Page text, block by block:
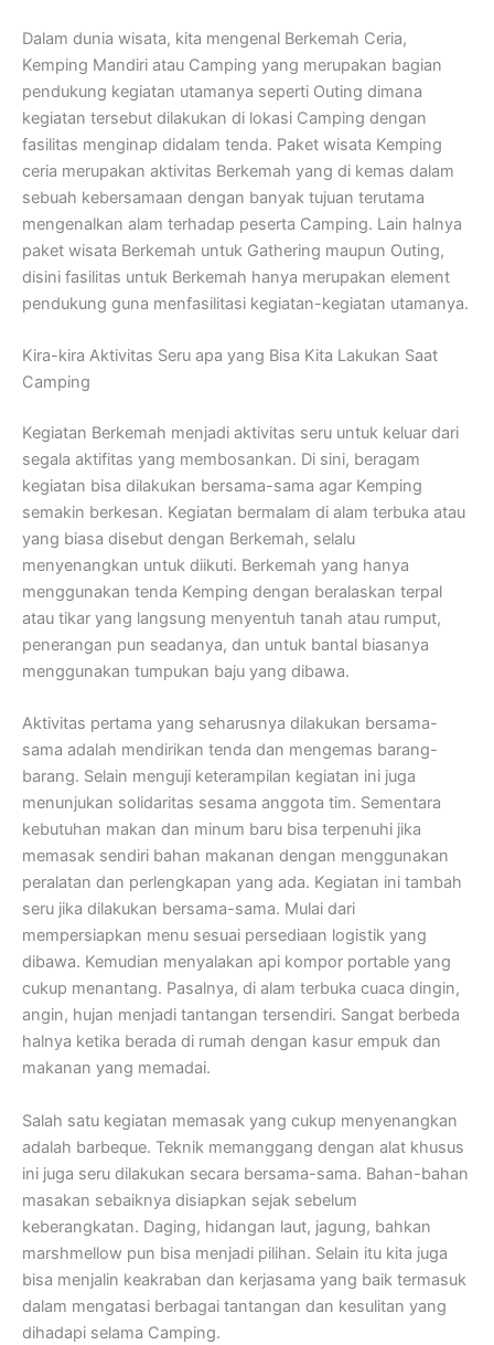
Dalam dunia wisata, kita mengenal Berkemah Ceria,
Kemping Mandiri atau Camping yang merupakan bagian
pendukung kegiatan utamanya seperti Outing dimana
kegiatan tersebut dilakukan di lokasi Camping dengan
fasilitas menginap didalam tenda. Paket wisata Kemping
ceria merupakan aktivitas Berkemah yang di kemas dalam
sebuah kebersamaan dengan banyak tujuan terutama
mengenalkan alam terhadap peserta Camping. Lain halnya
paket wisata Berkemah untuk Gathering maupun Outing,
disini fasilitas untuk Berkemah hanya merupakan element
pendukung guna menfasilitasi kegiatan-kegiatan utamanya.
Kira-kira Aktivitas Seru apa yang Bisa Kita Lakukan Saat
Camping
Kegiatan Berkemah menjadi aktivitas seru untuk keluar dari
segala aktifitas yang membosankan. Di sini, beragam
kegiatan bisa dilakukan bersama-sama agar Kemping
semakin berkesan. Kegiatan bermalam di alam terbuka atau
yang biasa disebut dengan Berkemah, selalu
menyenangkan untuk diikuti. Berkemah yang hanya
menggunakan tenda Kemping dengan beralaskan terpal
atau tikar yang langsung menyentuh tanah atau rumput,
penerangan pun seadanya, dan untuk bantal biasanya
menggunakan tumpukan baju yang dibawa.
Aktivitas pertama yang seharusnya dilakukan bersama-
sama adalah mendirikan tenda dan mengemas barang-
barang. Selain menguji keterampilan kegiatan ini juga
menunjukan solidaritas sesama anggota tim. Sementara
kebutuhan makan dan minum baru bisa terpenuhi jika
memasak sendiri bahan makanan dengan menggunakan
peralatan dan perlengkapan yang ada. Kegiatan ini tambah
seru jika dilakukan bersama-sama. Mulai dari
mempersiapkan menu sesuai persediaan logistik yang
dibawa. Kemudian menyalakan api kompor portable yang
cukup menantang. Pasalnya, di alam terbuka cuaca dingin,
angin, hujan menjadi tantangan tersendiri. Sangat berbeda
halnya ketika berada di rumah dengan kasur empuk dan
makanan yang memadai.
Salah satu kegiatan memasak yang cukup menyenangkan
adalah barbeque. Teknik memanggang dengan alat khusus
ini juga seru dilakukan secara bersama-sama. Bahan-bahan
masakan sebaiknya disiapkan sejak sebelum
keberangkatan. Daging, hidangan laut, jagung, bahkan
marshmellow pun bisa menjadi pilihan. Selain itu kita juga
bisa menjalin keakraban dan kerjasama yang baik termasuk
dalam mengatasi berbagai tantangan dan kesulitan yang
dihadapi selama Camping.